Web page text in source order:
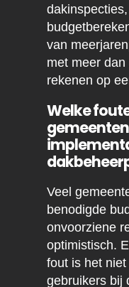
van
met meer
rekenen op
Welke
Veel
benodigde
onvoorziene
optimistisch.
fout is het
gebruikers bij